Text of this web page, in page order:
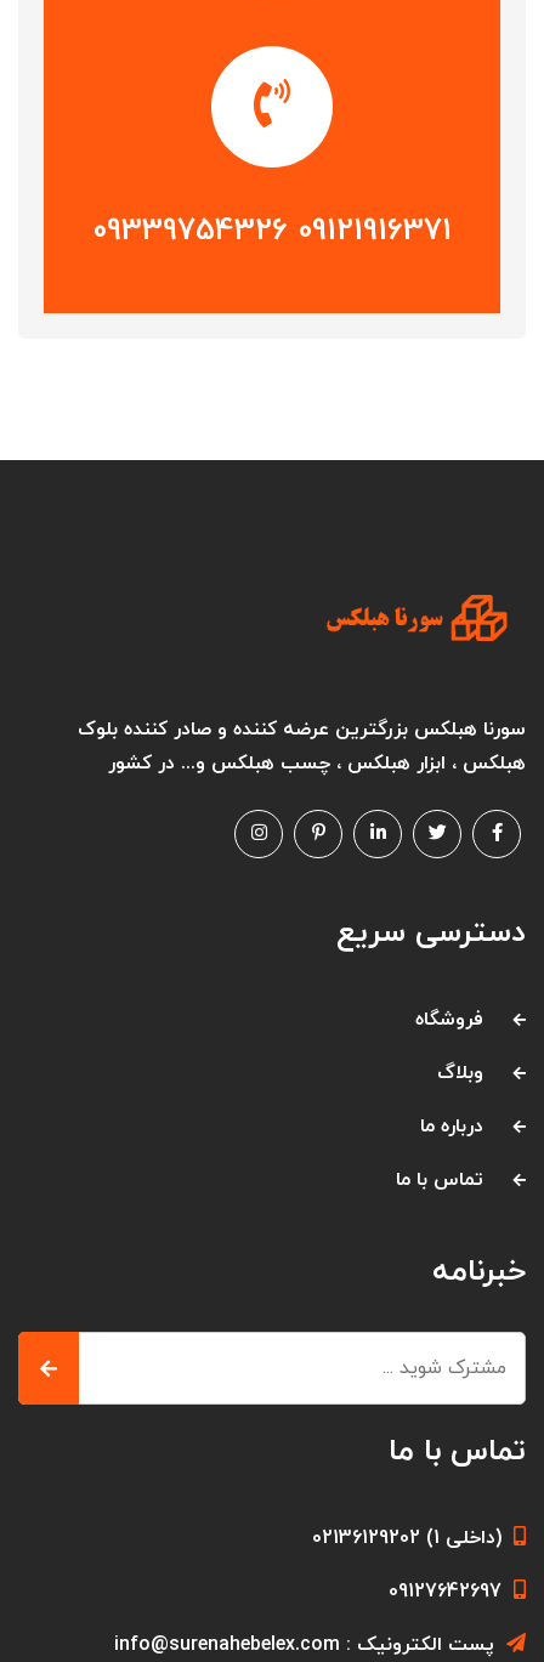
09121916371 09339754326
سورنا هبلکس بزرگترین عرضه کننده و صادر کننده بلوک
هبلکس ، ابزار هبلکس ، چسب هبلکس و... در کشور
دسترسی سریع
فروشگاه
وبلاگ
درباره ما
تماس با ما
خبرنامه
تماس با ما
(داخلی 1) 02136129202
09127642697
پست الکترونیک : info@surenahebelex.com